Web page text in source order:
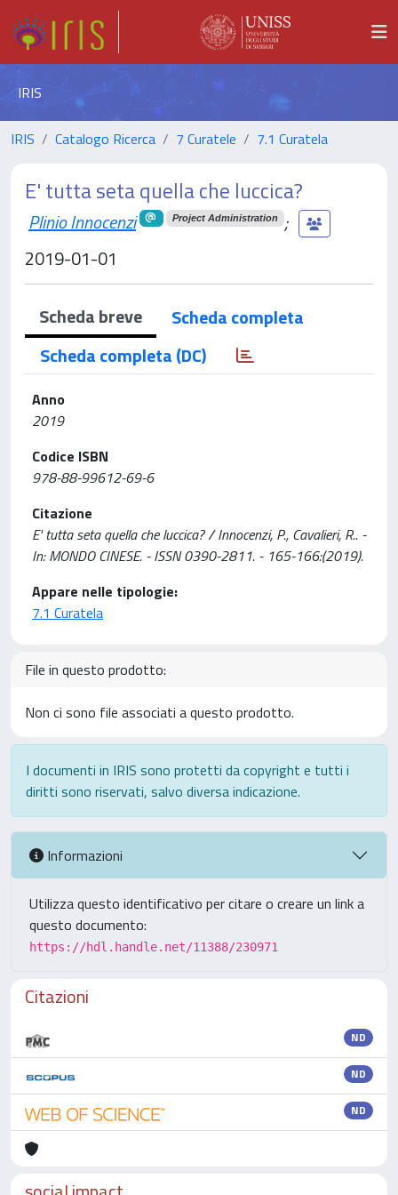
IRIS
IRIS Catalogo Ricerca 7 Curatele 7.1 Curatela
E' tutta seta quella che luccica?
Plinio Innocenzi Project Administration
;
2019-01-01
Scheda breve
Scheda completa
Scheda completa (DC)
Anno
2019
Codice ISBN
978-88-99612-69-6
Citazione
E' tutta seta quella che luccica? / Innocenzi, P., Cavalieri, R.. -
In: MONDO CINESE. - ISSN 0390-2811. - 165-166:(2019).
Appare nelle tipologie:
7.1 Curatela
File in questo prodotto:
Non ci sono file associati a questo prodotto.
I documenti in IRIS sono protetti da copyright e tutti i
diritti sono riservati, salvo diversa indicazione.
Informazioni
Utilizza questo identificativo per citare o creare un link a
questo documento:
https://hdl.handle.net/11388/230971
Citazioni
ND
ND
ND